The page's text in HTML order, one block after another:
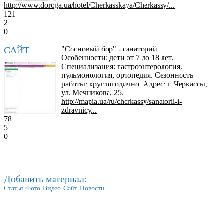
http://www.doroga.ua/hotel/Cherkasskaya/Cherkassy/...
121
2
0
+
САЙТ
"Сосновый бор" - санаторий
Особенности: дети от 7 до 18 лет.
Специализация: гастроэнтерология,
пульмонология, ортопедия. Сезонность
работы: круглогодично. Адрес: г. Черкассы,
ул. Мечникова, 25.
http://mapia.ua/ru/cherkassy/sanatorii-i-
zdravnicy...
78
5
0
+
Добавить материал:
Статья Фото Видео Сайт Новости